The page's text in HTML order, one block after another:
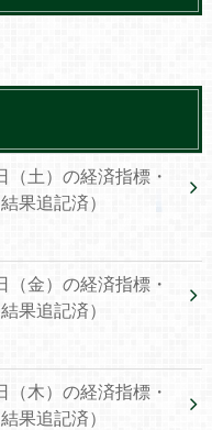
（土）の経済指標・
果追記済）
（金）の経済指標・
果追記済）
（木）の経済指標・
果追記済）